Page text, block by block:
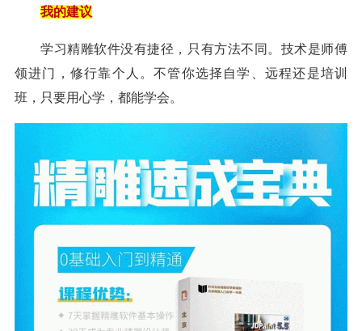
我的建议
学习精雕软件没有捷径，只有方法不同。技术是师傅
领进门，修行靠个人。不管你选择自学、远程还是培训
班，只要用心学，都能学会。